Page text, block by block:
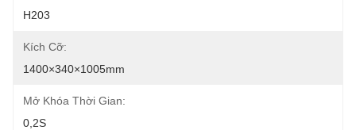
H203
Kích Cỡ:
1400×340×1005mm
Mở Khóa Thời Gian:
0,2S